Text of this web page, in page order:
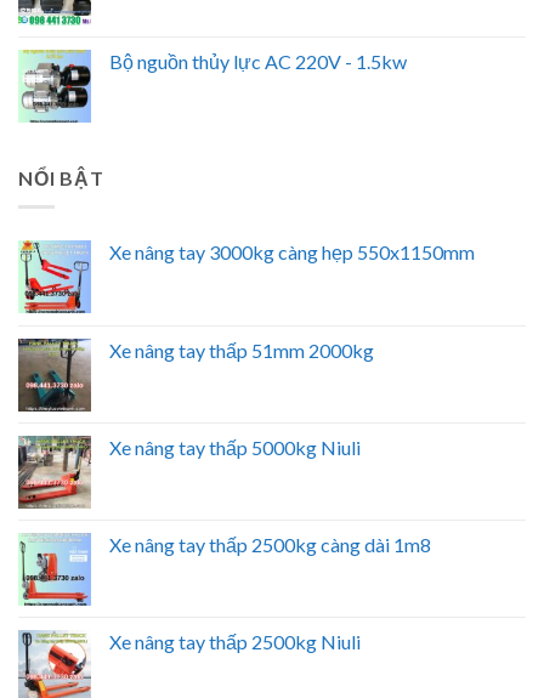
Bộ nguồn thủy lực AC 220V - 1.5kw
NỔI BẬT
Xe nâng tay 3000kg càng hẹp 550x1150mm
Xe nâng tay thấp 51mm 2000kg
Xe nâng tay thấp 5000kg Niuli
Xe nâng tay thấp 2500kg càng dài 1m8
Xe nâng tay thấp 2500kg Niuli